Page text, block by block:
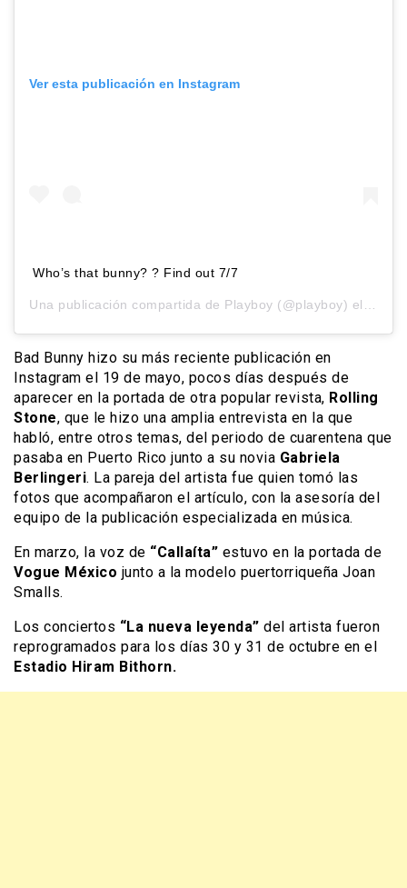
Ver esta publicación en Instagram
Who’s that bunny? ? Find out 7/7
Una publicación compartida de Playboy (@playboy) el
Bad Bunny hizo su más reciente publicación en
Instagram el 19 de mayo, pocos días después de
aparecer en la portada de otra popular revista, Rolling
Stone, que le hizo una amplia entrevista en la que
habló, entre otros temas, del periodo de cuarentena que
pasaba en Puerto Rico junto a su novia Gabriela
Berlingeri. La pareja del artista fue quien tomó las
fotos que acompañaron el artículo, con la asesoría del
equipo de la publicación especializada en música.
En marzo, la voz de “Callaíta” estuvo en la portada de
Vogue México junto a la modelo puertorriqueña Joan
Smalls.
Los conciertos “La nueva leyenda” del artista fueron
reprogramados para los días 30 y 31 de octubre en el
Estadio Hiram Bithorn.